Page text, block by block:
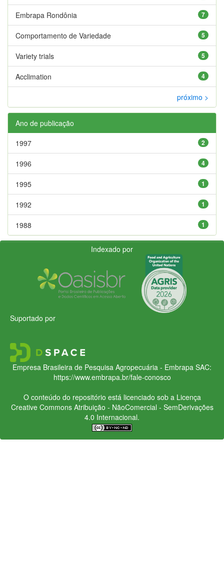
7
Embrapa Rondônia
5
Comportamento de Variedade
5
Variety trials
4
Acclimation
próximo >
Ano de publicação
2
1997
4
1996
1
1995
1
1992
1
1988
Indexado por
Suportado por
Empresa Brasileira de Pesquisa Agropecuária - Embrapa SAC:
https://www.embrapa.br/fale-conosco
O conteúdo do repositório está licenciado sob a Licença
Creative CommonsAtribuição - NãoComercial - SemDerivações
4.0 Internacional.